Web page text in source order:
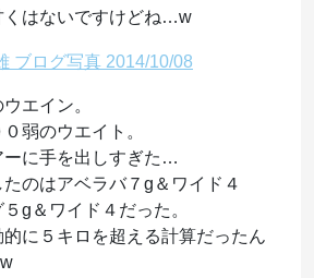
くはないですけどね…w
エイン。
弱のウエイト。
ーに手を出しすぎた…
のはアベラバ７g＆ワイド４
g＆ワイド４だった。
的に５キロを超える計算だったん